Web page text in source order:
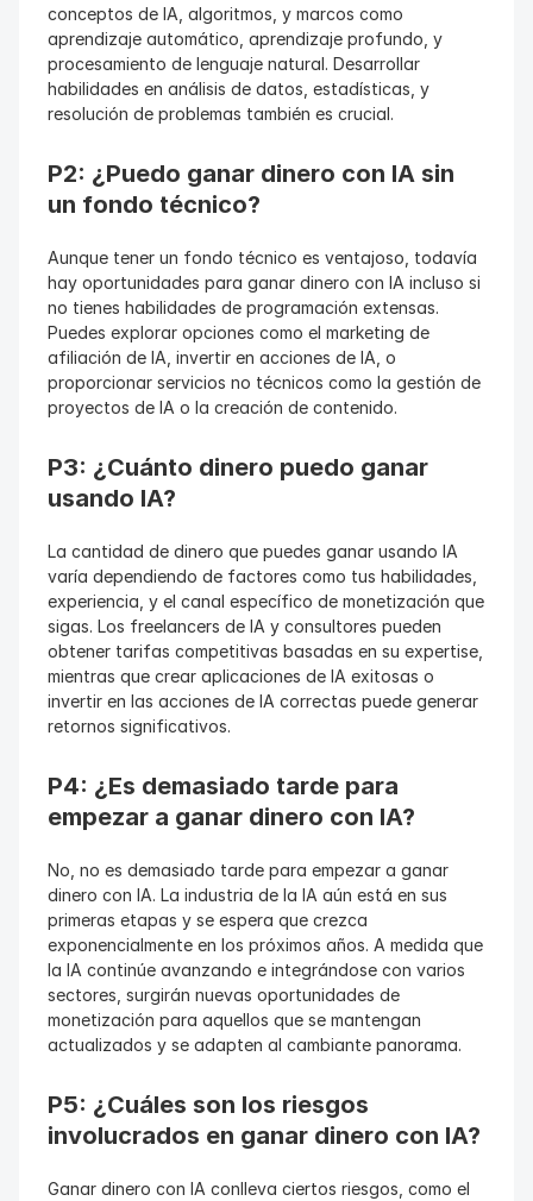
conceptos de IA, algoritmos, y marcos como
aprendizaje automático, aprendizaje profundo, y
procesamiento de lenguaje natural. Desarrollar
habilidades en análisis de datos, estadísticas, y
resolución de problemas también es crucial.
P2: ¿Puedo ganar dinero con IA sin
un fondo técnico?
Aunque tener un fondo técnico es ventajoso, todavía
hay oportunidades para ganar dinero con IA incluso si
no tienes habilidades de programación extensas.
Puedes explorar opciones como el marketing de
afiliación de IA, invertir en acciones de IA, o
proporcionar servicios no técnicos como la gestión de
proyectos de IA o la creación de contenido.
P3: ¿Cuánto dinero puedo ganar
usando IA?
La cantidad de dinero que puedes ganar usando IA
varía dependiendo de factores como tus habilidades,
experiencia, y el canal específico de monetización que
sigas. Los freelancers de IA y consultores pueden
obtener tarifas competitivas basadas en su expertise,
mientras que crear aplicaciones de IA exitosas o
invertir en las acciones de IA correctas puede generar
retornos significativos.
P4: ¿Es demasiado tarde para
empezar a ganar dinero con IA?
No, no es demasiado tarde para empezar a ganar
dinero con IA. La industria de la IA aún está en sus
primeras etapas y se espera que crezca
exponencialmente en los próximos años. A medida que
la IA continúe avanzando e integrándose con varios
sectores, surgirán nuevas oportunidades de
monetización para aquellos que se mantengan
actualizados y se adapten al cambiante panorama.
P5: ¿Cuáles son los riesgos
involucrados en ganar dinero con IA?
Ganar dinero con IA conlleva ciertos riesgos, como el